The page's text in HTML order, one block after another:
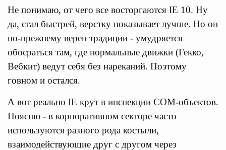
Не понимаю, от чего все восторгаются IE 10. Ну
да, стал быстрей, верстку показывает лучше. Но он
по-прежнему верен традиции - умудряется
обосраться там, где нормальные движки (Гекко,
Вебкит) ведут себя без нареканий. Поэтому
говном и остался.
А вот реально IE крут в инспекции COM-объектов.
Поясню - в корпоративном секторе часто
используются разного рода костыли,
взаимодействующие друг с другом через